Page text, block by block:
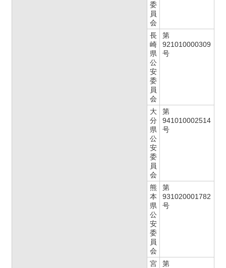
委
員
会
長
崎
県
公
安
委
員
会
第
921010000309
号
大
分
県
公
安
委
員
会
第
941010002514
号
熊
本
県
公
安
委
員
会
第
931020001782
号
宮
第